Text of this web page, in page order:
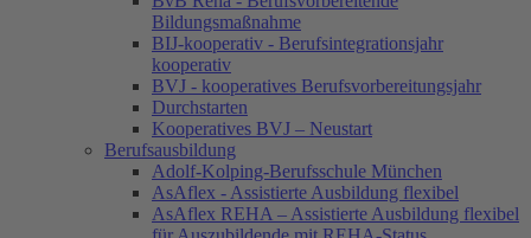
Bildungsmaßnahme
BIJ-kooperativ - Berufsintegrationsjahr
kooperativ
BVJ - kooperatives Berufsvorbereitungsjahr
Durchstarten
Kooperatives BVJ – Neustart
Berufsausbildung
Adolf-Kolping-Berufsschule München
AsAflex - Assistierte Ausbildung flexibel
AsAflex REHA – Assistierte Ausbildung flexibel